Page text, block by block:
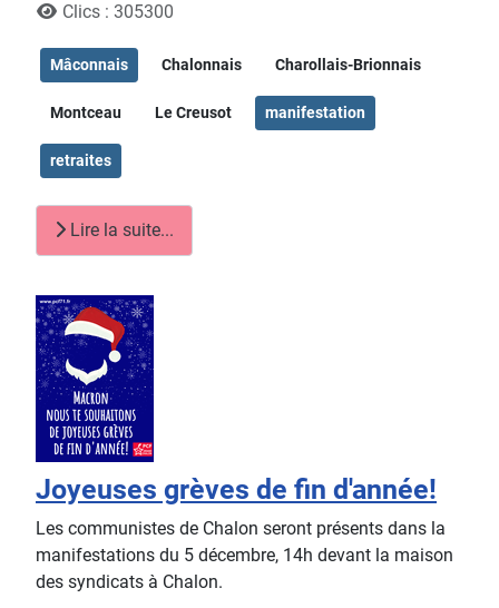
Clics : 305300
Mâconnais Chalonnais Charollais-Brionnais
Montceau Le Creusot manifestation
retraites
Lire la suite...
Joyeuses grèves de fin d'année!
Les communistes de Chalon seront présents dans la
manifestations du 5 décembre, 14h devant la maison
des syndicats à Chalon.